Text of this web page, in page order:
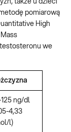
pomiarową
High
we
ng/dl
4,33
l)